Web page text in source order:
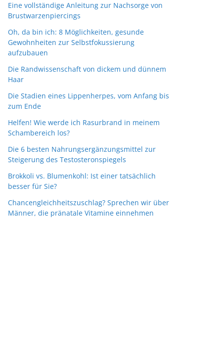
Eine vollständige Anleitung zur Nachsorge von
Brustwarzenpiercings
Oh, da bin ich: 8 Möglichkeiten, gesunde
Gewohnheiten zur Selbstfokussierung
aufzubauen
Die Randwissenschaft von dickem und dünnem
Haar
Die Stadien eines Lippenherpes, vom Anfang bis
zum Ende
Helfen! Wie werde ich Rasurbrand in meinem
Schambereich los?
Die 6 besten Nahrungsergänzungsmittel zur
Steigerung des Testosteronspiegels
Brokkoli vs. Blumenkohl: Ist einer tatsächlich
besser für Sie?
Chancengleichheitszuschlag? Sprechen wir über
Männer, die pränatale Vitamine einnehmen